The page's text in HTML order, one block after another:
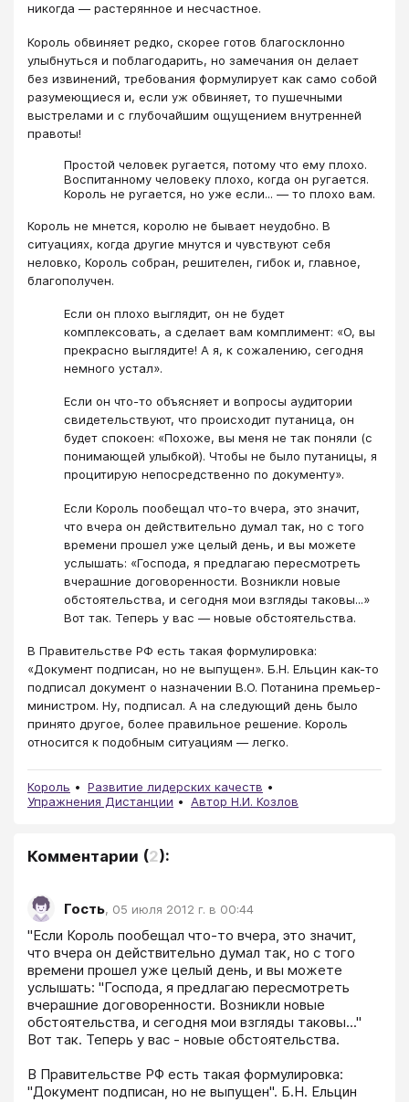
никогда — растерянное и несчастное.
Король обвиняет редко, скорее готов благосклонно
улыбнуться и поблагодарить, но замечания он делает
без извинений, требования формулирует как само собой
разумеющиеся и, если уж обвиняет, то пушечными
выстрелами и с глубочайшим ощущением внутренней
правоты!
Простой человек ругается, потому что ему плохо.
Воспитанному человеку плохо, когда он ругается.
Король не ругается, но уже если... — то плохо вам.
Король не мнется, королю не бывает неудобно. В
ситуациях, когда другие мнутся и чувствуют себя
неловко, Король собран, решителен, гибок и, главное,
благополучен.
Если он плохо выглядит, он не будет
комплексовать, а сделает вам комплимент: «О, вы
прекрасно выглядите! А я, к сожалению, сегодня
немного устал».
Если он что-то объясняет и вопросы аудитории
свидетельствуют, что происходит путаница, он
будет спокоен: «Похоже, вы меня не так поняли (с
понимающей улыбкой). Чтобы не было путаницы, я
процитирую непосредственно по документу».
Если Король пообещал что-то вчера, это значит,
что вчера он действительно думал так, но с того
времени прошел уже целый день, и вы можете
услышать: «Господа, я предлагаю пересмотреть
вчерашние договоренности. Возникли новые
обстоятельства, и сегодня мои взгляды таковы...»
Вот так. Теперь у вас — новые обстоятельства.
В Правительстве РФ есть такая формулировка:
«Документ подписан, но не выпущен». Б.Н. Ельцин как-то
подписал документ о назначении В.О. Потанина премьер-
министром. Ну, подписал. А на следующий день было
принято другое, более правильное решение. Король
относится к подобным ситуациям — легко.
Король
Развитие лидерских качеств
Упражнения Дистанции
Автор Н.И. Козлов
Комментарии (2):
Гость, 05 июля 2012 г. в 00:44
"Если Король пообещал что-то вчера, это значит,
что вчера он действительно думал так, но с того
времени прошел уже целый день, и вы можете
услышать: "Господа, я предлагаю пересмотреть
вчерашние договоренности. Возникли новые
обстоятельства, и сегодня мои взгляды таковы..."
Вот так. Теперь у вас - новые обстоятельства.
В Правительстве РФ есть такая формулировка:
"Документ подписан, но не выпущен". Б.Н. Ельцин